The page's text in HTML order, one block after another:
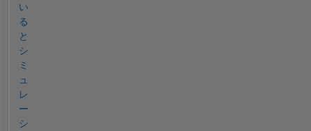
い
る
と
シ
ミ
ュ
レ
ー
シ